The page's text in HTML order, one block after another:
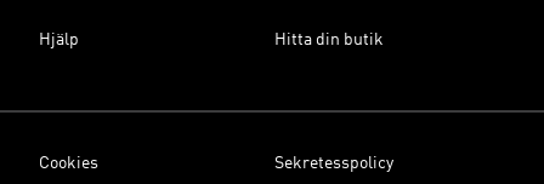
Hjälp Hitta din butik
Cookies Sekretesspolicy